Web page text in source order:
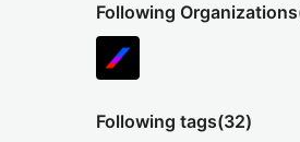
Following Organizations
Following tags(32)